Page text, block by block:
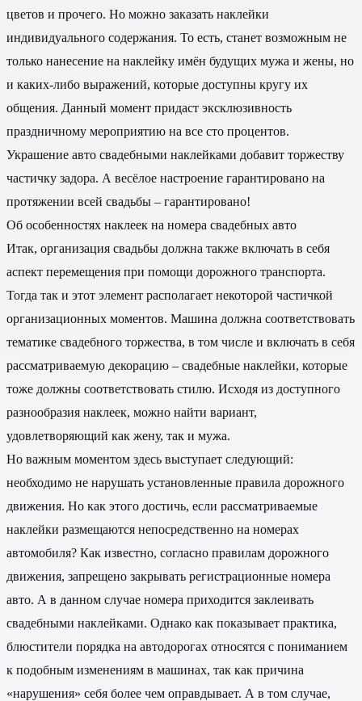
цветов и прочего. Но можно заказать наклейки
индивидуального содержания. То есть, станет возможным не
только нанесение на наклейку имён будущих мужа и жены, но
и каких-либо выражений, которые доступны кругу их
общения. Данный момент придаст эксклюзивность
праздничному мероприятию на все сто процентов.
Украшение авто свадебными наклейками добавит торжеству
частичку задора. А весёлое настроение гарантировано на
протяжении всей свадьбы – гарантировано!
Об особенностях наклеек на номера свадебных авто
Итак, организация свадьбы должна также включать в себя
аспект перемещения при помощи дорожного транспорта.
Тогда так и этот элемент располагает некоторой частичкой
организационных моментов. Машина должна соответствовать
тематике свадебного торжества, в том числе и включать в себя
рассматриваемую декорацию – свадебные наклейки, которые
тоже должны соответствовать стилю. Исходя из доступного
разнообразия наклеек, можно найти вариант,
удовлетворяющий как жену, так и мужа.
Но важным моментом здесь выступает следующий:
необходимо не нарушать установленные правила дорожного
движения. Но как этого достичь, если рассматриваемые
наклейки размещаются непосредственно на номерах
автомобиля? Как известно, согласно правилам дорожного
движения, запрещено закрывать регистрационные номера
авто. А в данном случае номера приходится заклеивать
свадебными наклейками. Однако как показывает практика,
блюстители порядка на автодорогах относятся с пониманием
к подобным изменениям в машинах, так как причина
«нарушения» себя более чем оправдывает. А в том случае,